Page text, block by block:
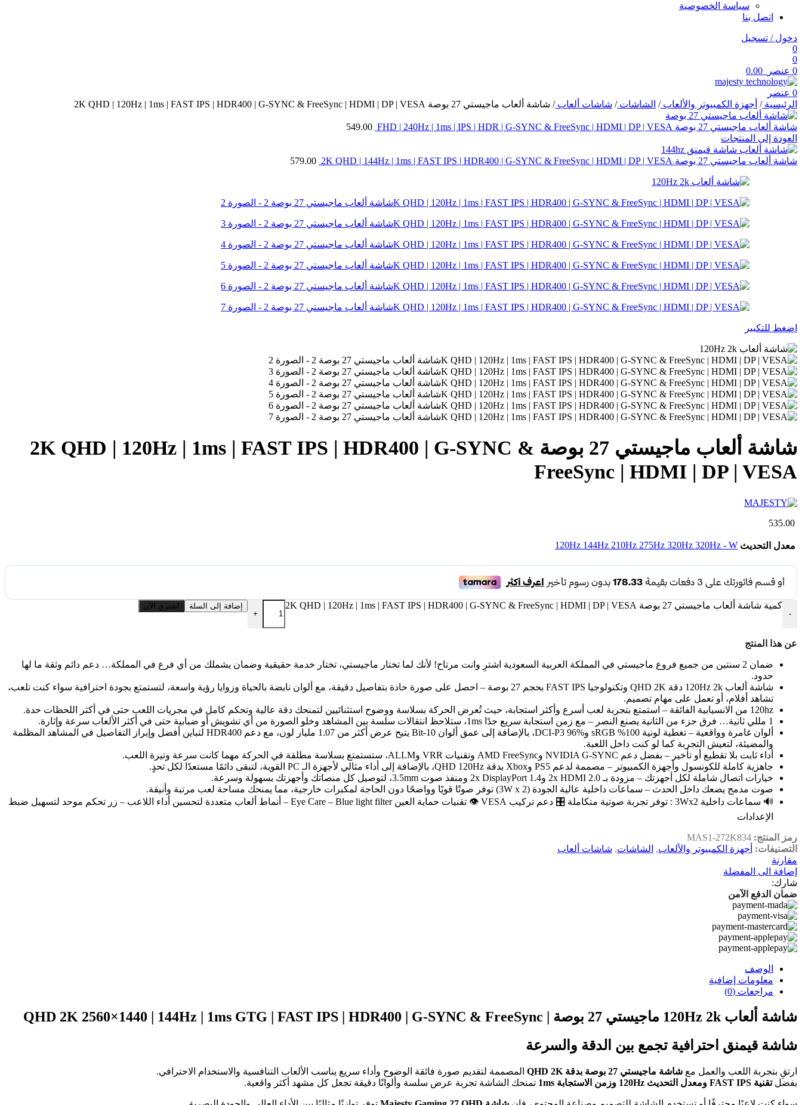
سياسة الخصوصية
اتصل بنا
دخول / تسجيل
0
0
0 عنصر
0 عنصر
الرئيسية/ أجهزة الكمبيوتر والألعاب/ الشاشات/ شاشات ألعاب/ شاشة ألعاب ماجيستي 27 بوصة 2K QHD | 120Hz | 1ms | FAST IPS | HDR400 | G-SYNC & FreeSync | HDMI | DP | VESA
شاشة ألعاب ماجيستي 27 بوصة FHD | 240Hz | 1ms | IPS | HDR | G-SYNC & FreeSync | HDMI | DP | VESA
العودة إلى المنتجات
شاشة ألعاب ماجيستي 27 بوصة 2K QHD | 144Hz | 1ms | FAST IPS | HDR400 | G-SYNC & FreeSync | HDMI | DP | VESA
اضغط للتكبير
شاشة ألعاب ماجيستي 27 بوصة 2K QHD | 120Hz | 1ms | FAST IPS | HDR400 | G-SYNC &
FreeSync | HDMI | DP | VESA
معدل التحديث 120Hz 144Hz 210Hz 275Hz 320Hz 320Hz - W
-
كمية شاشة ألعاب ماجيستي 27 بوصة 2K QHD | 120Hz | 1ms | FAST IPS | HDR400 | G-SYNC & FreeSync | HDMI | DP | VESA
+
إضافة إلى السلة اشتري الآن
عن هذا المنتج
ضمان 2 سنتين من جميع فروع ماجيستي في المملكة العربية السعودية اشترِ وانت مرتاح! لأنك لما تختار ماجيستي، تختار خدمة حقيقية وضمان يشملك من أي فرع في المملكة… دعم دائم وثقة ما لها
حدود.
شاشة ألعاب 120Hz 2k دقة QHD 2K وتكنولوجيا FAST IPS بحجم 27 بوصة – احصل على صورة حادة بتفاصيل دقيقة، مع ألوان نابضة بالحياة وزوايا رؤية واسعة، لتستمتع بجودة احترافية سواء كنت تلعب،
تشاهد أفلام، أو تعمل على مهام تصميم.
120hz من الانسيابية الفائقة – استمتع بتجربة لعب أسرع وأكثر استجابة، حيث تُعرض الحركة بسلاسة ووضوح استثنائيين لتمنحك دقة عالية وتحكم كامل في مجريات اللعب حتى في أكثر اللحظات حدة.
1 مللي ثانية… فرق جزء من الثانية يصنع النصر – مع زمن استجابة سريع جدًا 1ms، ستلاحظ انتقالات سلسة بين المشاهد وخلو الصورة من أي تشويش أو ضبابية حتى في أكثر الألعاب سرعة وإثارة.
ألوان غامرة وواقعية – تغطية لونية 100% sRGB وDCI-P3 96%، بالإضافة إلى عمق ألوان 10-Bit يتيح عرض أكثر من 1.07 مليار لون، مع دعم HDR400 لتباين أفضل وإبراز التفاصيل في المشاهد المظلمة
والمضيئة، لتعيش التجربة كما لو كنت داخل اللعبة.
أداء ثابت بلا تقطيع أو تأخير – بفضل دعم NVIDIA G-SYNC وAMD FreeSync وتقنيات VRR وALLM، ستستمتع بسلاسة مطلقة في الحركة مهما كانت سرعة وتيرة اللعب.
جاهزية كاملة للكونسول وأجهزة الكمبيوتر – مصممة لدعم PS5 وXbox بدقة QHD 120Hz، بالإضافة إلى أداء مثالي لأجهزة الـ PC القوية، لتبقى دائمًا مستعدًا لكل تحدٍ.
خيارات اتصال شاملة لكل أجهزتك – مزودة بـ 2x HDMI 2.0 و2x DisplayPort 1.4 ومنفذ صوت 3.5mm، لتوصيل كل منصاتك وأجهزتك بسهولة وسرعة.
صوت مدمج يضعك داخل الحدث – سماعات داخلية عالية الجودة (3W x 2) توفر صوتًا قويًا وواضحًا دون الحاجة لمكبرات خارجية، مما يمنحك مساحة لعب مرتبة وأنيقة.
🔊 سماعات داخلية 3Wx2 : توفر تجربة صوتية متكاملة 🎛️ دعم تركيب VESA 👁️ تقنيات حماية العين Eye Care – Blue light filter – أنماط ألعاب متعددة لتحسين أداء اللاعب – زر تحكم موحد لتسهيل ضبط
الإعدادات
رمز المنتج: MAS1-272K834
التصنيفات: أجهزة الكمبيوتر والألعاب, الشاشات, شاشات ألعاب
مقارنة
إضافة الى المفضلة
شارك:
ضمان الدفع الآمن
الوصف
معلومات إضافية
مراجعات (0)
شاشة ألعاب 120Hz 2k ماجيستي 27 بوصة | QHD 2K ‎2560×1440 | 144Hz | 1ms GTG | FAST IPS | HDR400 | G-SYNC & FreeSync
شاشة قيمنق احترافية تجمع بين الدقة والسرعة
ارتقِ بتجربة اللعب والعمل مع شاشة ماجيستي 27 بوصة بدقة QHD 2K
المصممة لتقديم صورة فائقة الوضوح وأداء سريع يناسب الألعاب التنافسية والاستخدام الاحترافي.
بفضلتقنية FAST IPS ومعدل التحديث 120Hz وزمن الاستجابة 1ms تمنحك الشاشة تجربة عرض سلسة وألوانًا دقيقة تجعل كل مشهد أكثر واقعية.